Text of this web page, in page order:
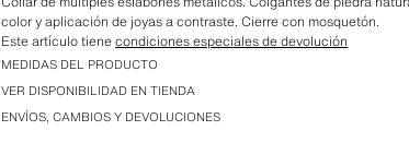
color y aplicación de joyas a contraste. Cierre con mosquetón.
Este artículo tienecondiciones especiales de devolución
MEDIDAS DEL PRODUCTO
VER DISPONIBILIDAD EN TIENDA
ENVÍOS, CAMBIOS Y DEVOLUCIONES